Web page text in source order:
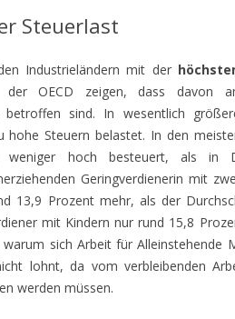
Steuerlast
Industrieländern mit der
der OECD zeigen, dass davon
betroffen sind. In wesentlich
Steuern belastet. In den
hoch besteuert, als in
Geringverdienerin mit
13,9 Prozent mehr, als der
mit Kindern nur rund 15,8
sich Arbeit für Alleinstehende
lohnt, da vom verbleibenden
werden müssen.